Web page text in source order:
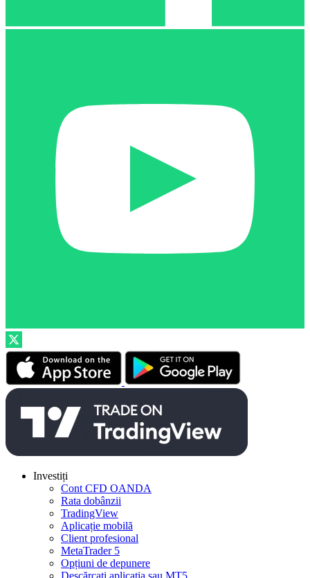
Investiți
Cont CFD OANDA
Rata dobânzii
TradingView
Aplicație mobilă
Client profesional
MetaTrader 5
Opțiuni de depunere